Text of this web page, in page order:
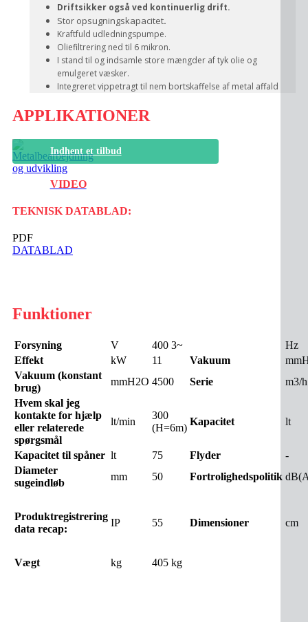
Driftsikker også ved kontinuerlig drift.
Stor opsugningskapacitet.
Kraftfuld udledningspumpe.
Oliefiltrering ned til 6 mikron.
I stand til og indsamle store mængder af tyk olie og
emulgeret væsker.
Integreret vippetragt til nem bortskaffelse af metal affald
APPLIKATIONER
Indhent et tilbud
VIDEO
TEKNISK DATABLAD:
PDF
DATABLAD
Funktioner
Forsyning V 400 3~
Hz
Effekt
kW 11 Vakuum
Vakuum (konstant
brug)
mmH2O 4500 Serie
m3/h
Hvem skal jeg
kontakte for hjælp
eller relaterede
spørgsmål
lt/min
300
(H=6m)
Kapacitet lt
Kapacitet til spåner lt 75 Flyder
-
Diameter
sugeindløb
mm 50 Fortrolighedspolitik
Produktregistrering
data recap:
IP 55 Dimensioner cm
Vægt kg 405 kg